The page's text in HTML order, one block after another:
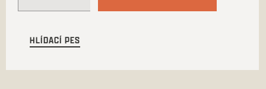
HLÍDACÍ PES